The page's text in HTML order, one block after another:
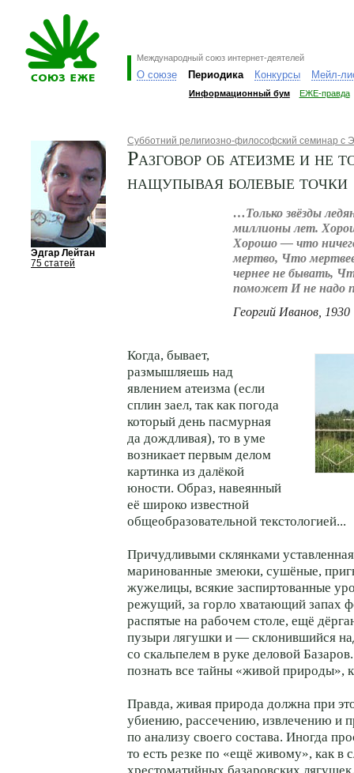
Международный союз интернет-деятелей
О союзе Периодика Конкурсы Мейл-
Информационный бум ЕЖЕ-правда
Эдгар Лейтан
75 статей
Субботний религиозно-философский семинар с
Разговор об атеизмe и не
нащупывая болевые точки
…Только звёзды
миллионы лет.
Хорошо — что
мертво, Что
чернее не бывать,
поможет И не надо
Георгий Иванов, 1930
Когда, бывает,
размышляешь над
явлением атеизма (если
сплин заел, так как погода
который день пасмурная
да дождливая), то в уме
возникает первым делом
картинка из далёкой
юности. Образ, навеянный
её широко известной
общеобразовательной текстологией...
Причудливыми склянками
маринованные змеюки, сушёные,
жужелицы, всякие заспиртованные
режущий, за горло хватающий запах
распятые на рабочем столе, ещё
пузыри лягушки и — склонившийся
со скальпелем в руке деловой
познать все тайны «живой природы»,
Правда, живая природа должна при
убиению, рассечению, извлечению и
по анализу своего состава. Иногда
то есть резке по «ещё живому», как в